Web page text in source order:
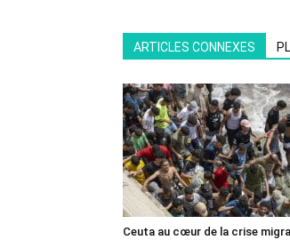
ARTICLES CONNEXES
Ceuta au cœur de la crise